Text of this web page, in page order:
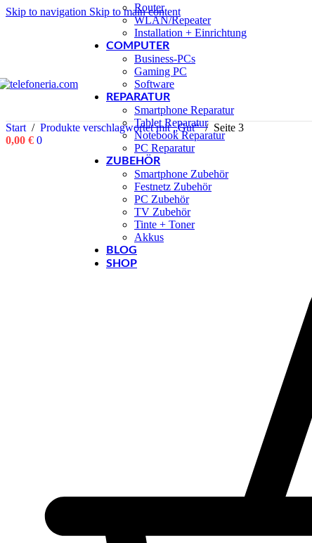
Skip to navigation Skip to main content
Router
WLAN/Repeater
Installation + Einrichtung
COMPUTER
Business-PCs
Gaming PC
Software
REPARATUR
Smartphone Reparatur
Tablet Reparatur
Notebook Reparatur
PC Reparatur
ZUBEHÖR
Smartphone Zubehör
Festnetz Zubehör
PC Zubehör
TV Zubehör
Tinte + Toner
Akkus
BLOG
SHOP
Start / Produkte verschlagwortet mit „Gut“/ Seite 3
0,00 € 0